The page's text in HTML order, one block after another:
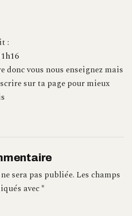
:
donc vous nous enseignez mais
sur ta page pour mieux
sera pas publiée.Les champs
avec*